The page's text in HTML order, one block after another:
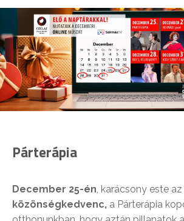
Párterápia
December 25-én, karácsony este
közönségkedvenc, a Párterápia